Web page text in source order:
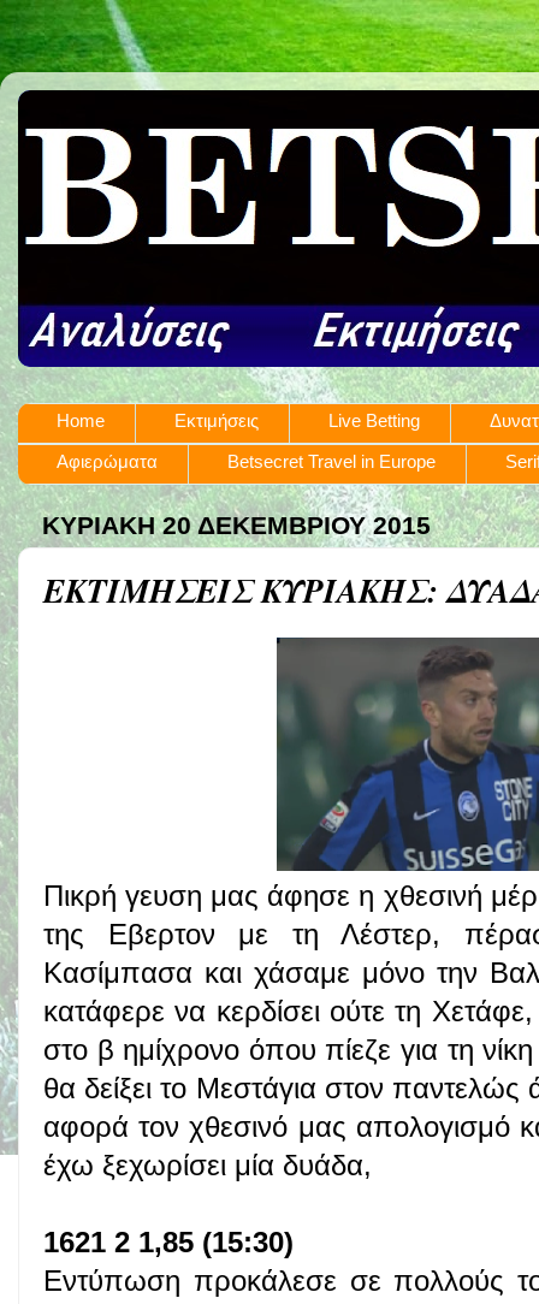
Home Εκτιμήσεις Live Betting
Αφιερώματα
Betsecret Travel in Europe
ΚΥΡΙΑΚΉ 20 ΔΕΚΕΜΒΡΊΟΥ 2015
ΕΚΤΙΜΗΣΕΙΣ ΚΥΡΙΑΚΗΣ:
Πικρή γευση μας άφησε η χθεσινή
της Εβερτον με τη Λέστερ,
Κασίμπασα και χάσαμε μόνο την
κατάφερε να κερδίσει ούτε τη
στο β ημίχρονο όπου πίεζε για τη
θα δείξει το Μεστάγια στον
αφορά τον χθεσινό μας απολογισμό
έχω ξεχωρίσει μία δυάδα,
1621 2 1,85 (15:30)
Εντύπωση προκάλεσε σε πολλούς